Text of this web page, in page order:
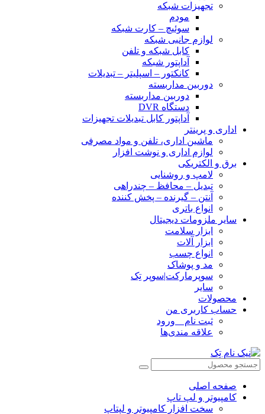
تجهیزات شبکه
مودم
سوئیچ – کارت شبکه
لوازم جانبی شبکه
کابل شبکه و تلفن
آداپتور شبکه
کانکتور – اسپلیتر – تبدیلات
دوربین مداربسته
دوربین مداربسته
دستگاه DVR
آداپتور کابل تبدیلات تجهیزات
اداری و پرینتر
ماشین اداری، تلفن و مواد مصرفی
لوازم اداری و نوشت افزار
برق و الکتریکی
لامپ و روشنایی
تبدیل – محافظ – چندراهی
آنتن – گیرنده – پخش کننده
انواع باتری
سایر ملزومات دیجیتال
ابزار سلامت
ابزار آلات
انواع چسب
مد و پوشاک
سوپرمارکت|سوپر تِک
سایر
محصولات
حساب کاربری من
ثبت نام _ ورود
علاقه مندی‌ها
صفحه اصلی
کامپیوتر و‌‌‌‌‌ لپ تاپ
سخت افزار کامپیوتر و لپتاپ